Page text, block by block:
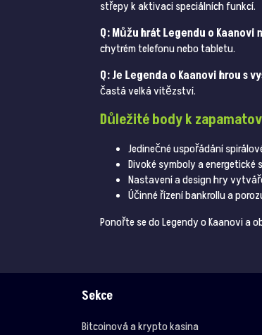
střepy k aktivaci speciálních funkcí.
Q: Můžu hrát Legendu o Kaanovi
chytrém telefonu nebo tabletu.
Q: Je Legenda o Kaanovi hrou s
častá velká vítězství.
Důležité body k
Jedinečné uspořádání
Divoké symboly a
Nastavení a design hry
Účinné řízení bankrollu a
Ponořte se do Legendy o Kaanovi a
Sekce
Bitcoinová a krypto kasina